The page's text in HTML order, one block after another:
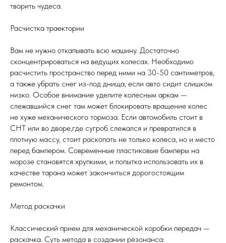
творить чудеса.
Расчистка траектории
Вам не нужно откапывать всю машину. Достаточно
сконцентрироваться на ведущих колесах. Необходимо
расчистить пространство перед ними на 30-50 сантиметров,
а также убрать снег из-под днища, если авто сидит слишком
низко. Особое внимание уделите колесным аркам —
слежавшийся снег там может блокировать вращение колес
не хуже механического тормоза. Если автомобиль стоит в
СНТ или во дворе,где сугроб слежался и превратился в
плотную массу, стоит раскопать не только колеса, но и место
перед бампером. Современные пластиковые бамперы на
морозе становятся хрупкими, и попытка использовать их в
качестве тарана может закончиться дорогостоящим
ремонтом.
Метод раскачки
Классический прием для механической коробки передач —
раскачка. Суть метода в создании резонанса: